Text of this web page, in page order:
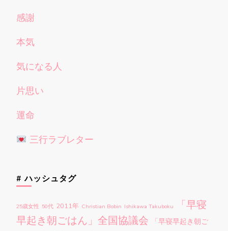
感謝
本気
気になる人
片思い
運命
三行ラブレター
# ハッシュタグ
25歳女性 50代 2011年 Christian Bobin Ishikawa Takuboku
「早寝
早起き朝ごはん」全国協議会
「早寝早起き朝ご